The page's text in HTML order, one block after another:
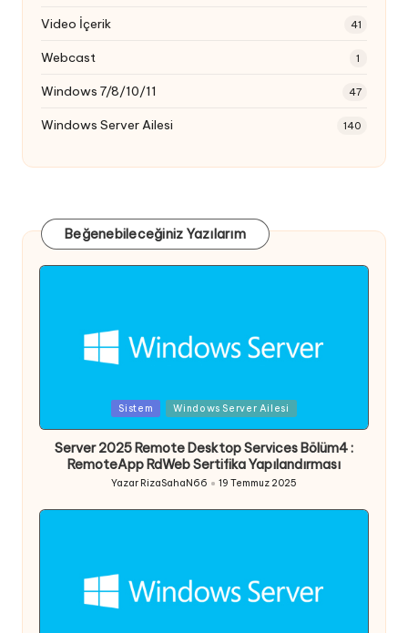
Video İçerik 41
Webcast 1
Windows 7/8/10/11 47
Windows Server Ailesi 140
Beğenebileceğiniz Yazılarım
in
Sistem Windows Server Ailesi
Server 2025 Remote Desktop Services Bölüm4 :
RemoteApp RdWeb Sertifika Yapılandırması
Posted
by
Yazar RizaSahaN66 19 Temmuz 2025